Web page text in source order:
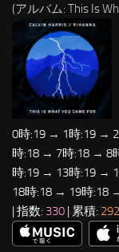
(アルバム: This Is
0時:19 → 1時:19 →
時:18 → 7時:18 → 8
時:19 → 13時:19 →
18時:18 → 19時:18
| 指数: 330 | 累積: